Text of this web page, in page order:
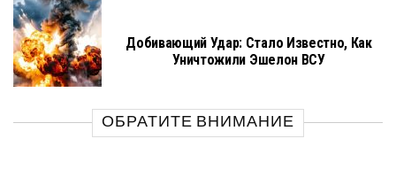
Добивающий Удар: Стало Известно, Как
Уничтожили Эшелон ВСУ
ОБРАТИТЕ ВНИМАНИЕ